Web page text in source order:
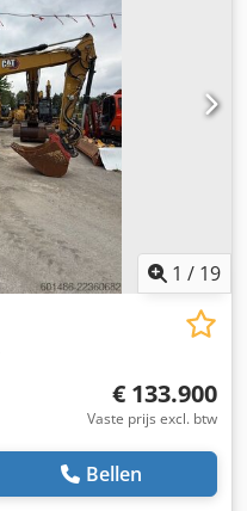
1 / 19
€ 133.900
Vaste prijs excl. btw
Bellen